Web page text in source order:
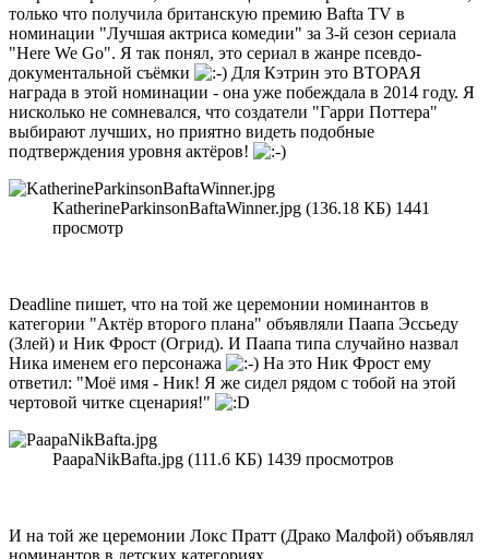
только что получила британскую премию Bafta TV в
номинации "Лучшая актриса комедии" за 3-й сезон сериала
"Here We Go". Я так понял, это сериал в жанре псевдо-
документальной съёмки
Для Кэтрин это ВТОРАЯ
награда в этой номинации - она уже побеждала в 2014 году. Я
нисколько не сомневался, что создатели "Гарри Поттера"
выбирают лучших, но приятно видеть подобные
подтверждения уровня актёров!
KatherineParkinsonBaftaWinner.jpg (136.18 КБ) 1441
просмотр
Deadline пишет, что на той же церемонии номинантов в
категории "Актёр второго плана" объявляли Паапа Эссьеду
(Злей) и Ник Фрост (Огрид). И Паапа типа случайно назвал
Ника именем его персонажа
На это Ник Фрост ему
ответил: "Моё имя - Ник! Я же сидел рядом с тобой на этой
чертовой читке сценария!"
PaapaNikBafta.jpg (111.6 КБ) 1439 просмотров
И на той же церемонии Локс Пратт (Драко Малфой) объявлял
номинантов в детских категориях.